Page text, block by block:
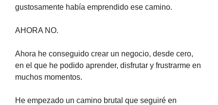
gustosamente había emprendido ese camino.
AHORA NO.
Ahora he conseguido crear un negocio, desde cero,
en el que he podido aprender, disfrutar y frustrarme en
muchos momentos.
He empezado un camino brutal que seguiré en